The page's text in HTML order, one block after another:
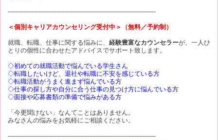
----------------------------------------------------------------------------
＜個別キャリアカウンセリング受付中＞（無料／予約制）
就職、転職、仕事に関する悩みに、 経験豊富なカウンセラーが、一人ひ
とりの個性に合わせたアドバイスでサポート致します。
◇初めての就職活動で悩んでいる学生さん
◇転職したいけど、退社や転職に不安を感じている方
◇転職活動がうまく進まず悩んでいる方
◇仕事の探し方や自分に合う仕事の見つけ方に悩んでいる方
◇面接や応募書類の準備で悩みがある方
「今更聞けない」なんてことはありません。
みなさんの悩みをお気軽にご相談ください。
----------------------------------------------------------------------------